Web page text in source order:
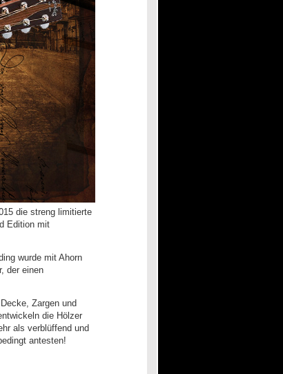
die streng limitierte
Edition mit
wurde mit Ahorn
der einen
Zargen und
die Hölzer
als verblüffend und
antesten!